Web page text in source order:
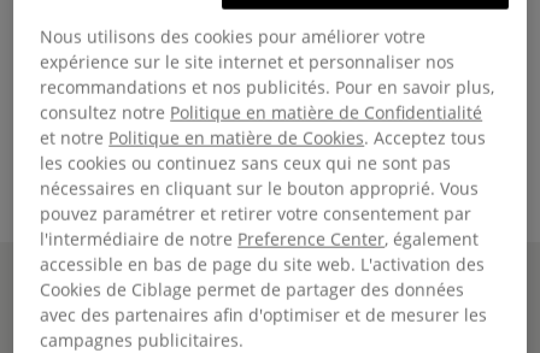
Page d'accueil OVAL SINGLE
OVAL SINGLE
Trousse moyenne
Nous utilisons des cookies pour améliorer votre
expérience sur le site internet et personnaliser nos
recommandations et nos publicités. Pour en savoir plus,
consultez notre Politique en matière de Confidentialité
et notre Politique en matière de Cookies. Acceptez tous
les cookies ou continuez sans ceux qui ne sont pas
nécessaires en cliquant sur le bouton approprié. Vous
pouvez paramétrer et retirer votre consentement par
l'intermédiaire de notre Preference Center, également
accessible en bas de page du site web. L'activation des
Cookies de Ciblage permet de partager des données
avec des partenaires afin d'optimiser et de mesurer les
campagnes publicitaires.